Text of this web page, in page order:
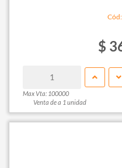
$
Max Vta: 100000
Venta de a 1 unidad